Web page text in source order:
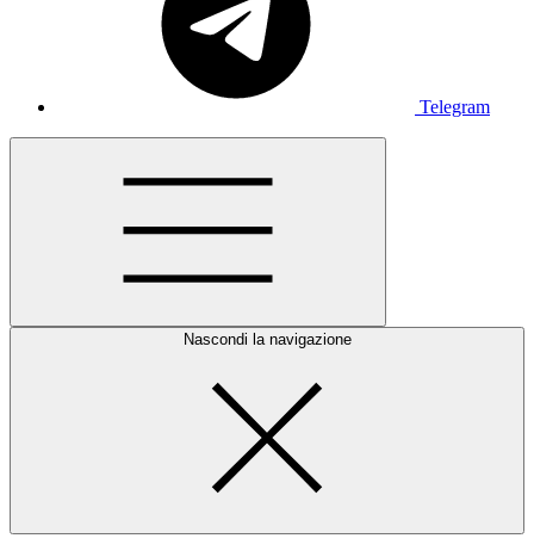
Telegram
Nascondi la navigazione